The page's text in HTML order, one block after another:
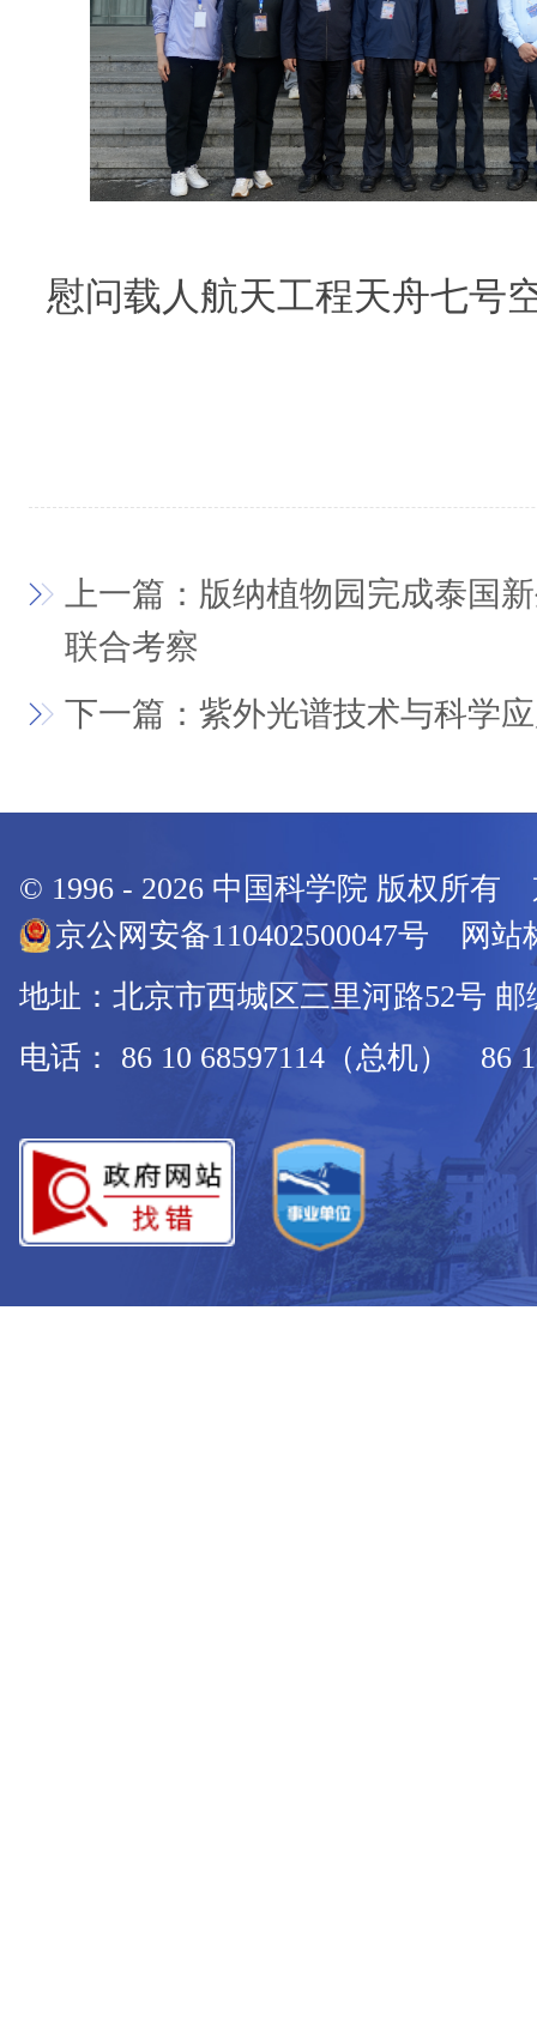
慰问载人航天工程天舟七号
上一篇：版纳植物园完成泰国
联合考察
下一篇：紫外光谱技术与科学
© 1996 - 2026 中国科学院 版权所有
京公网安备110402500047号 网站
地址：北京市西城区三里河路52号 邮
电话： 86 10 68597114（总机） 86